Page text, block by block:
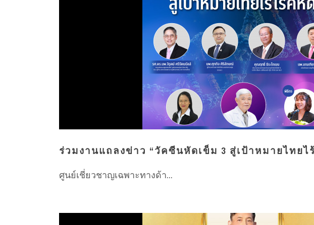
ร่วมงานแถลงข่าว “วัคซีนหัดเข็ม 3 สู่เป้าหมายไทยไ
ศูนย์เชี่ยวชาญเฉพาะทางด้า...